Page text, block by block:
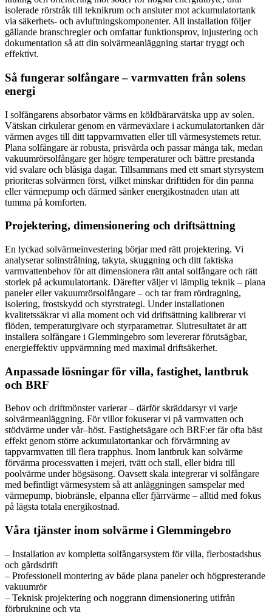
isolerade rörstråk till teknikrum och ansluter mot ackumulatortank
via säkerhets- och avluftningskomponenter. All installation följer
gällande branschregler och omfattar funktionsprov, injustering och
dokumentation så att din solvärmeanläggning startar tryggt och
effektivt.
Så fungerar solfångare – varmvatten från solens
energi
I solfångarens absorbator värms en köldbärarvätska upp av solen.
Vätskan cirkulerar genom en värmeväxlare i ackumulatortanken där
värmen avges till ditt tappvarmvatten eller till värmesystemets retur.
Plana solfångare är robusta, prisvärda och passar många tak, medan
vakuumrörsolfångare ger högre temperaturer och bättre prestanda
vid svalare och blåsiga dagar. Tillsammans med ett smart styrsystem
prioriteras solvärmen först, vilket minskar drifttiden för din panna
eller värmepump och därmed sänker energikostnaden utan att
tumma på komforten.
Projektering, dimensionering och driftsättning
En lyckad solvärmeinves­tering börjar med rätt projektering. Vi
analyserar solinstrålning, takyta, skuggning och ditt faktiska
varmvattenbehov för att dimensionera rätt antal solfångare och rätt
storlek på ackumulatortank. Därefter väljer vi lämplig teknik – plana
paneler eller vakuumrörsolfångare – och tar fram rördragning,
isolering, frostskydd och styrstrategi. Under installationen
kvalitetssäkrar vi alla moment och vid driftsättning kalibrerar vi
flöden, temperaturgivare och styrparametrar. Slutresultatet är att
installera solfångare i Glemmingebro som levererar förutsägbar,
energieffektiv uppvärmning med maximal driftsäkerhet.
Anpassade lösningar för villa, fastighet, lantbruk
och BRF
Behov och driftmönster varierar – därför skräddarsyr vi varje
solvärmeanläggning. För villor fokuserar vi på varmvatten och
stödvärme under vår–höst. Fastighetsägare och BRF:er får ofta bäst
effekt genom större ackumulatortankar och förvärmning av
tappvarmvatten till flera trapphus. Inom lantbruk kan solvärme
förvärma processvatten i mejeri, tvätt och stall, eller bidra till
poolvärme under högsäsong. Oavsett skala integrerar vi solfångare
med befintligt värmesystem så att anläggningen samspelar med
värmepump, biobränsle, elpanna eller fjärrvärme – alltid med fokus
på lägsta totala energikostnad.
Våra tjänster inom solvärme i Glemmingebro
– Installation av kompletta solfångarsystem för villa, flerbostadshus
och gårdsdrift
– Professionell montering av både plana paneler och högpresterande
vakuumrör
– Teknisk projektering och noggrann dimensionering utifrån
förbrukning och yta